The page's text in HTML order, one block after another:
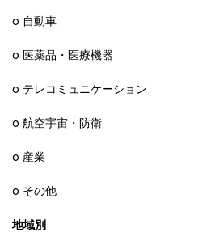
o 自動車
o 医薬品・医療機器
o テレコミュニケーション
o 航空宇宙・防衛
o 産業
o その他
地域別